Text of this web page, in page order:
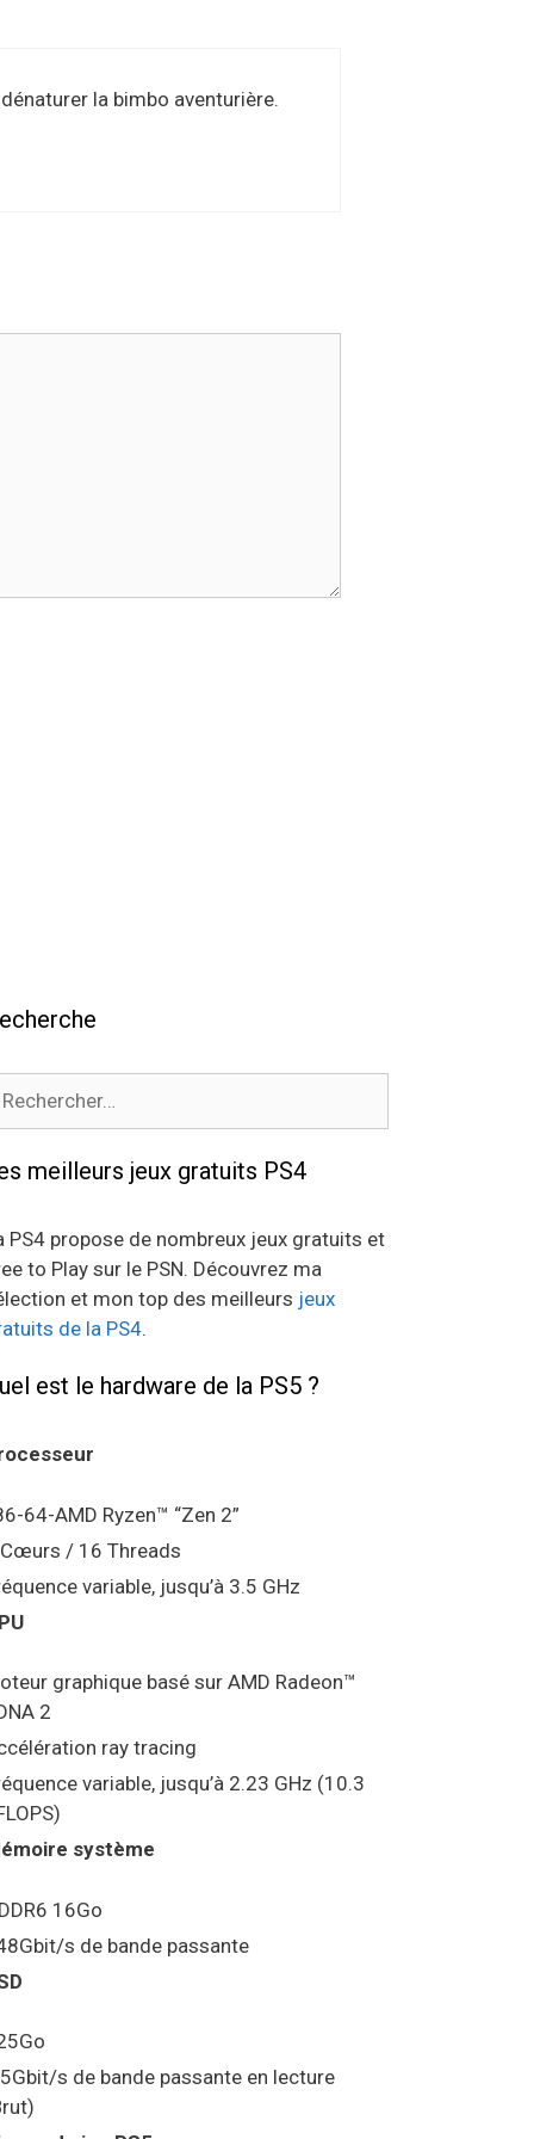
la bimbo aventurière.
meilleurs jeux gratuits PS4
PS4 propose de nombreux jeux gratuits et
to Play sur le PSN. Découvrez ma
et mon top des meilleurs jeux
de la PS4.
est le hardware de la PS5 ?
64-AMD Ryzen™ “Zen 2”
/ 16 Threads
variable, jusqu’à 3.5 GHz
graphique basé sur AMD Radeon™
2
ray tracing
variable, jusqu’à 2.23 GHz (10.3
système
16Go
s de bande passante
s de bande passante en lecture